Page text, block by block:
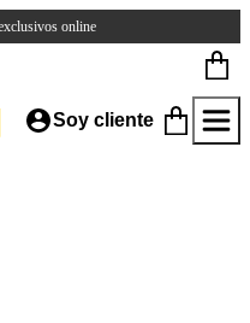
online
Soy cliente